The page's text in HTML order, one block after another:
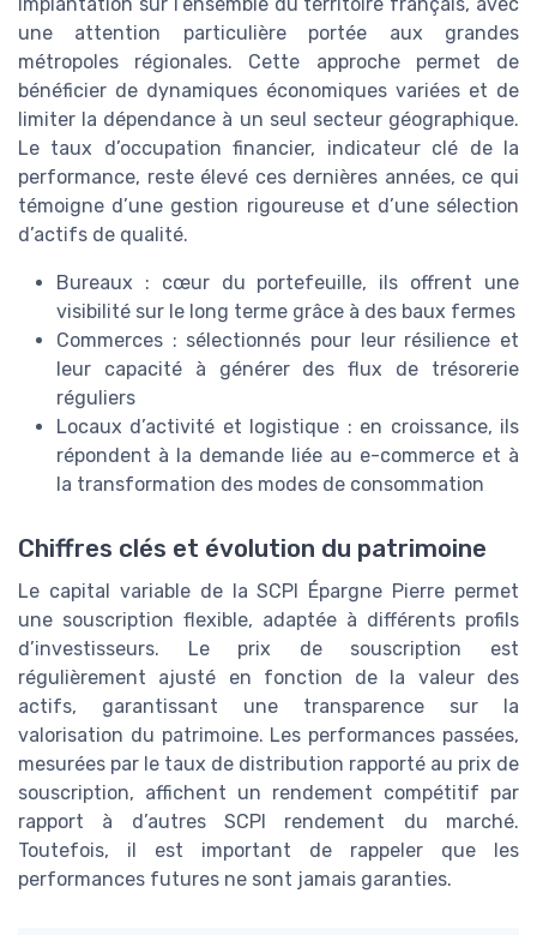
une attention particulière portée aux grandes
métropoles régionales. Cette approche permet de
bénéficier de dynamiques économiques variées et de
limiter la dépendance à un seul secteur géographique.
Le taux d’occupation financier, indicateur clé de la
performance, reste élevé ces dernières années, ce qui
témoigne d’une gestion rigoureuse et d’une sélection
d’actifs de qualité.
Bureaux : cœur du portefeuille, ils offrent une
visibilité sur le long terme grâce à des baux fermes
Commerces : sélectionnés pour leur résilience et
leur capacité à générer des flux de trésorerie
réguliers
Locaux d’activité et logistique : en croissance, ils
répondent à la demande liée au e-commerce et à
la transformation des modes de consommation
Chiffres clés et évolution du patrimoine
Le capital variable de la SCPI Épargne Pierre permet
une souscription flexible, adaptée à différents profils
d’investisseurs. Le prix de souscription est
régulièrement ajusté en fonction de la valeur des
actifs, garantissant une transparence sur la
valorisation du patrimoine. Les performances passées,
mesurées par le taux de distribution rapporté au prix de
souscription, affichent un rendement compétitif par
rapport à d’autres SCPI rendement du marché.
Toutefois, il est important de rappeler que les
performances futures ne sont jamais garanties.